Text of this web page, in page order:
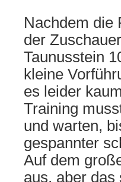
Nachdem die
der
Taunusstein
kleine
es leider
Training
und warten,
gespannter
Auf dem
aus, aber das